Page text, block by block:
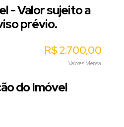
- Valor sujeito a
prévio.
R$ 2.700,00
Valores Mensal
do Imóvel